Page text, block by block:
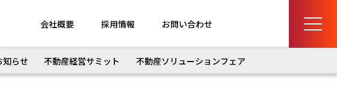
会社概要 採用情報 お問い合わせ
知らせ 不動産経営サミット 不動産ソリューションフェア